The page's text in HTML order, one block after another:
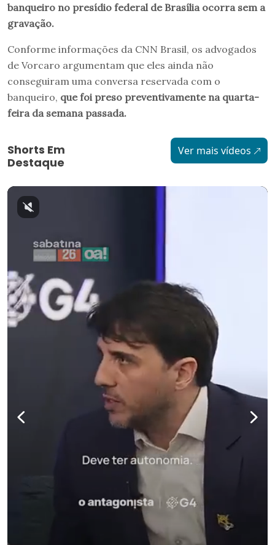
banqueiro no presídio federal de Brasília ocorra sem a
gravação.
Conforme informações da CNN Brasil, os advogados
de Vorcaro argumentam que eles ainda não
conseguiram uma conversa reservada com o
banqueiro, que foi preso preventivamente na quarta-
feira da semana passada.
Shorts Em
Destaque
Ver mais vídeos